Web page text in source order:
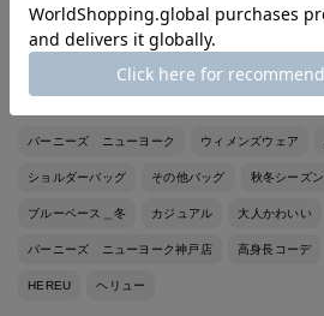
ていただきたいです！
プレゼントにもおすすめです◎
バーニーズ ニューヨーク ウィメンズウェア
ショルダーバッグ その他バッグ 秋冬シーズン
ブルーベース＿冬 カジュアル 大人かわいい
バーニーズ ニューヨーク神戸店 高身長コーデ
HEREU ヘリュー